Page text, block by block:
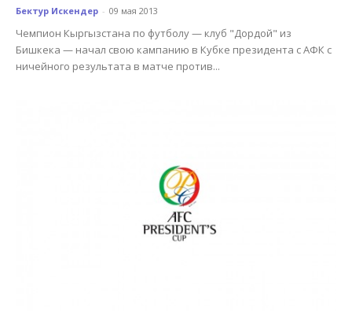
Бектур Искендер - 09 мая 2013
Чемпион Кыргызстана по футболу — клуб "Дордой" из
Бишкека — начал свою кампанию в Кубке президента с АФК с
ничейного результата в матче против...